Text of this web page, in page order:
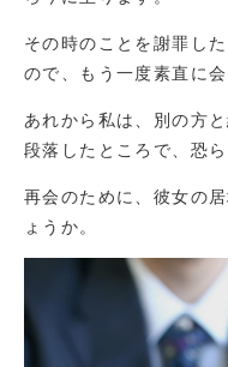
その時のことを謝罪し
ので、もう一度素直に会
あれから私は、別の方
段落したところで、恐
再会のために、彼女の
ょうか。